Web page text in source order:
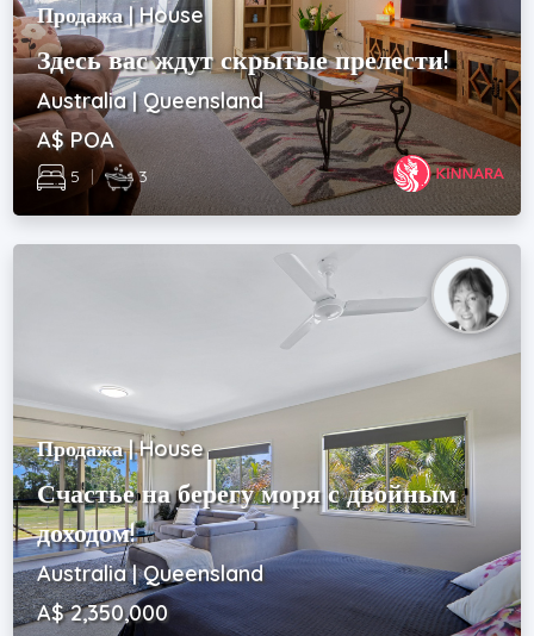
Продажа | House
Здесь вас ждут скрытые прелести!
Australia | Queensland
A$ POA
5 | 3
Продажа | House
Счастье на берегу моря с двойным
доходом!
Australia | Queensland
A$ 2,350,000